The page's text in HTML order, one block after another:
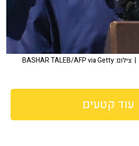
| צילום: BASHAR TALEB/AFP via Getty
עוד קטעים